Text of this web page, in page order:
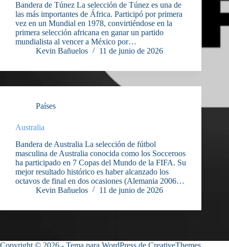
Bandera de Túnez La selección de Túnez es una de
las más importantes de África. Participó por primera
vez en un Mundial en 1978, convirtiéndose en la
primera selección africana en ganar un partido
mundialista al vencer a México por…
Kevin Bañuelos
11 de junio de 2026
Países
Australia
Bandera de Australia La selección de fútbol
masculina de Australia conocida como los Socceroos
ha participado en 7 Copas del Mundo de la FIFA. Su
mejor resultado histórico es haber alcanzado los
octavos de final en dos ocasiones (Alemania 2006…
Kevin Bañuelos
11 de junio de 2026
Copyright © 2026 - Tema para WordPress de CreativeThemes